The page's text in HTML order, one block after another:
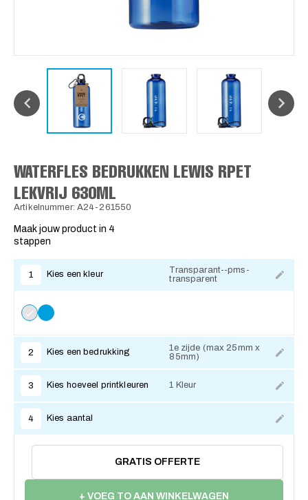
WATERFLES BEDRUKKEN LEWIS RPET
LEKVRIJ 630ML
Artikelnummer: A24-261550
Maak jouw product in 4
stappen
1 Kies een kleur
Transparant--pms-
transparent
2 Kies een bedrukking
1e zijde (max 25mm x
85mm)
3 Kies hoeveel printkleuren 1 Kleur
4 Kies aantal
GRATIS OFFERTE
+ VOEG TO AAN WINKELWAGEN